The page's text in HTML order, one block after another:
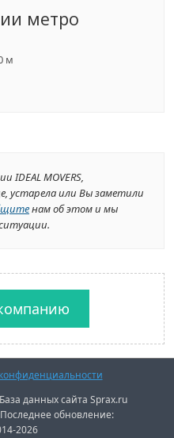
метро
м
IDEAL MOVERS,
устарела или Вы заметили
нам об этом и мы
данных сайта Sprax.ru
обновление:
2026